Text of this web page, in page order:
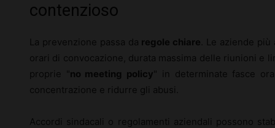
contenzioso
La prevenzione passa da regole chiare . Le aziende
orari di convocazione, durata massima delle riunioni e
proprie "no meeting policy" in determinate fasce
concentrazione e ridurre gli abusi.
Accordi sindacali o regolamenti aziendali possono